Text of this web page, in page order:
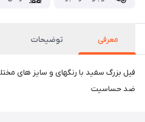
معرفی توضیحات
فیل بزرگ سفید با رنگهای و سایز های
ضد حساسیت